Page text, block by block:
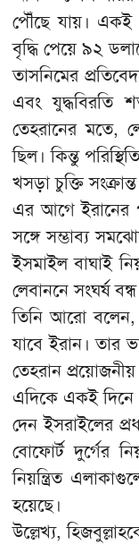
পৌঁছে যায়। একই
বৃদ্ধি পেয়ে ৯২
তাসনিমের
এবং যুদ্ধবিরতি
তেহরানের মতে,
ছিল। কিন্তু
খসড়া চুক্তি
এর আগে ইরানের
সঙ্গে সম্ভাব্য
ইসমাইল বাঘাই
লেবাননে সংঘর্ষ
তিনি আরো বলেন,
যাবে ইরান। তার
তেহরান প্রয়োজনীয়
এদিকে একই দিনে
দেন ইসরাইলের
বোফোর্ট দুর্গের
নিয়ন্ত্রিত
হয়েছে।
উল্লেখ্য,